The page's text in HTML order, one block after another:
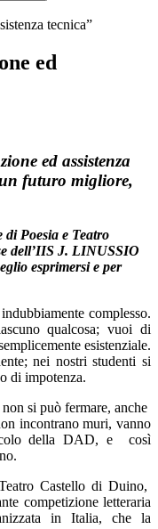
tecnica”
ed
ed assistenza
un futuro migliore,
Poesia e Teatro
dell’IIS J. LINUSSIO
esprimersi e per
complesso.
qualcosa; vuoi di
esistenziale.
nei nostri studenti si
di impotenza.
si può fermare, anche
incontrano muri, vanno
della DAD, e così
Castello di Duino,
competizione letteraria
in Italia, che la